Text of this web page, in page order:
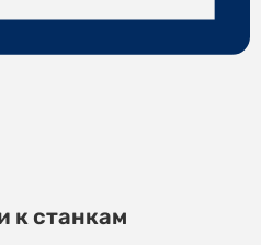
к станкам